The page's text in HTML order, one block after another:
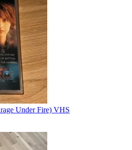
Under Fire) VHS